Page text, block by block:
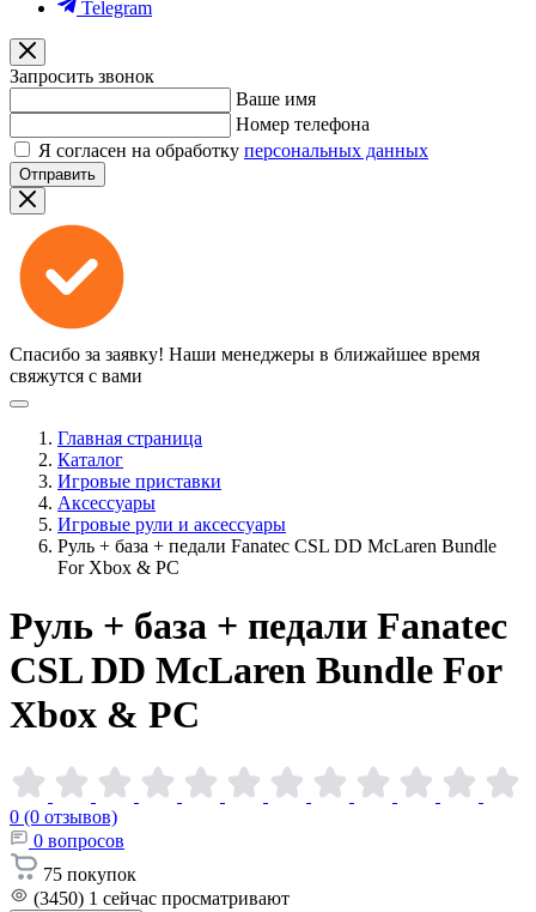
Telegram
Запросить звонок
Ваше имя
Номер телефона
Я согласен на обработку персональных данных
Отправить
Спасибо за заявку! Наши менеджеры в ближайшее время
свяжутся с вами
Главная страница
Каталог
Игровые приставки
Аксессуары
Игровые рули и аксессуары
Руль + база + педали Fanatec CSL DD McLaren Bundle
For Xbox & PC
Руль + база + педали Fanatec
CSL DD McLaren Bundle For
Xbox & PC
0 (0 отзывов)
0 вопросов
75 покупок
(3450) 1 сейчас просматривают